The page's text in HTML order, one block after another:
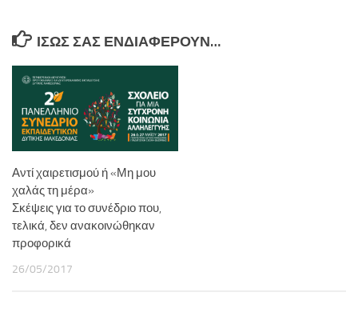
ΊΣΩΣ ΣΑΣ ΕΝΔΙΑΦΈΡΟΥΝ…
Αντί χαιρετισμού ή «Μη μου
χαλάς τη μέρα»
Σκέψεις για το συνέδριο που,
τελικά, δεν ανακοινώθηκαν
προφορικά
26/05/2017